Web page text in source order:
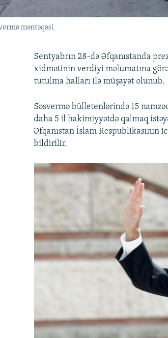
məntəqəsi
Sentyabrın 28-də Əfqanıstanda
xidmətinin verdiyi məlumatına
tutulma halları ilə müşayət olunub.
Səsvermə bülletenlərində 15
daha 5 il hakimiyyətdə qalmaq
Əfqanıstan İslam
bildirilir.